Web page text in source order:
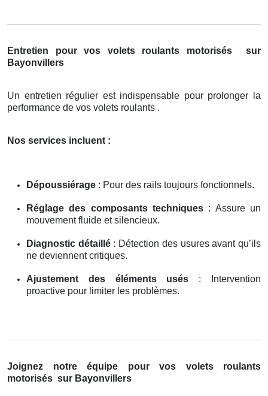
Entretien pour vos volets roulants motorisés
sur
Bayonvillers
Un entretien régulier est indispensable pour prolonger la
performance de vos volets roulants .
Nos services incluent :
Dépoussiérage : Pour des rails toujours fonctionnels.
Réglage des composants techniques : Assure un
mouvement fluide et silencieux.
Diagnostic détaillé: Détection des usures avant qu’ils
ne deviennent critiques.
Ajustement des éléments usés : Intervention
proactive pour limiter les problèmes.
Joignez notre équipe pour vos volets roulants
motorisés sur Bayonvillers